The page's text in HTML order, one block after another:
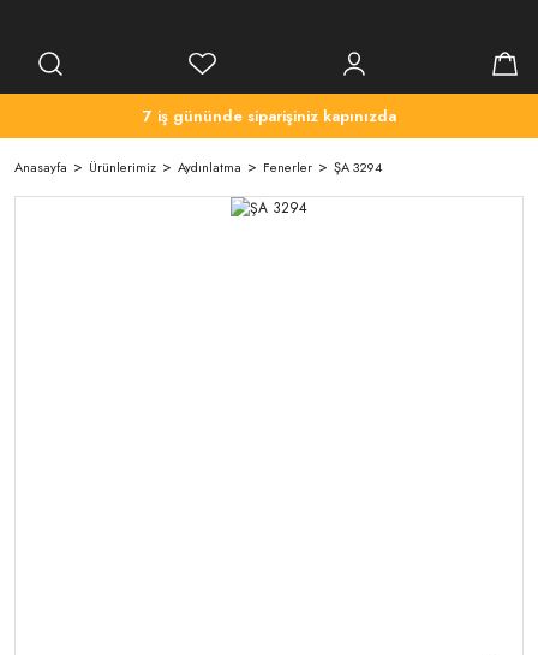
7 iş gününde siparişiniz kapınızda
Anasayfa Ürünlerimiz Aydınlatma Fenerler ŞA 3294